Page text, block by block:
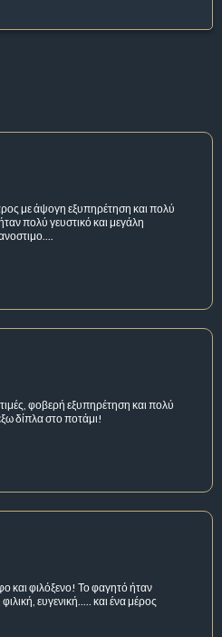
με άψογη εξυπηρέτηση και πολύ
πολύ γευστικό και μεγάλη
φοβερή εξυπηρέτηση και πολύ
δίπλα στο ποτάμι!
και φιλόξενο! Το φαγητό ήταν
ευγενική..... και ένα μέρος